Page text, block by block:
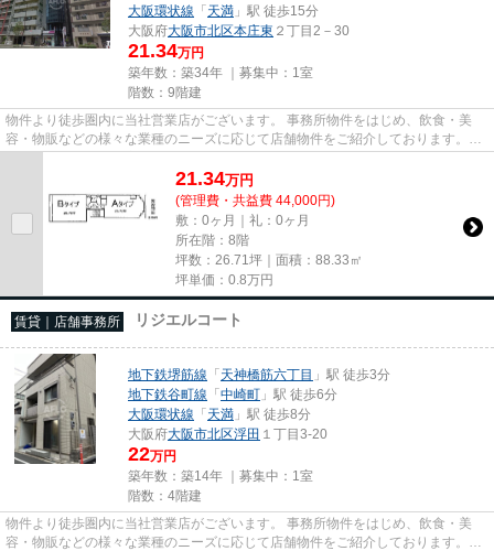
大阪環状線 「天満 」駅 徒歩15分
大阪府大阪市北区本庄東 ２丁目2－30
21.34万円
築年数：築34年 ｜募集中： 1室
階数：9階建
物件より徒歩圏内に当社営業店がございます。 事務所物件をはじめ、飲食・美
容・物販などの様々な業種のニーズに応じて店舗物件をご紹介しております。
尚、弊社ではおとり広告は一切...
21.34万円
(管理費・共益費 44,000円)
敷：0ヶ月｜礼：0ヶ月
所在階：8階
坪数：26.71坪｜面積：88.33㎡
坪単価： 0.8万円
賃貸｜店舗事務所 リジエルコート
地下鉄堺筋線 「天神橋筋六丁目 」駅 徒歩3分
地下鉄谷町線 「中崎町 」駅 徒歩6分
大阪環状線 「天満 」駅 徒歩8分
大阪府大阪市北区浮田 １丁目3-20
22万円
築年数：築14年 ｜募集中： 1室
階数：4階建
物件より徒歩圏内に当社営業店がございます。 事務所物件をはじめ、飲食・美
容・物販などの様々な業種のニーズに応じて店舗物件をご紹介しております。